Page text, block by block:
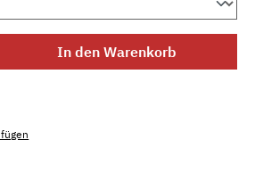
Gib den gewünschten
In den Warenkorb